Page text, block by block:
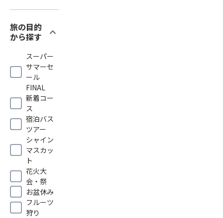
旅の目的
から探す
expand_more
スーパー
サマーセ
ール
FINAL
新着コー
ス
宿泊バス
ツアー
シャイン
マスカッ
ト
花火大
会・祭
お盆休み
フルーツ
狩り